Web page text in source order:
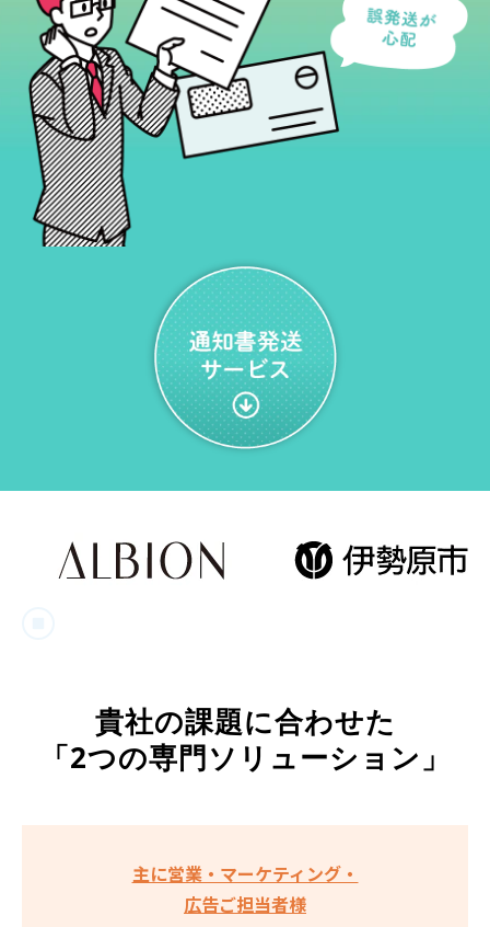
貴社の課題に合わせた
「2つの専門ソリューション」
主に営業・マーケティング・
広告ご担当者様